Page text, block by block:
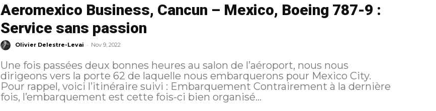
Aeromexico Business, Cancun – Mexico, Boeing 787-9 :
Service sans passion
Olivier Delestre-Levai - Nov 9, 2022
Une fois passées deux bonnes heures au salon de l’aéroport, nous nous
dirigeons vers la porte 62 de laquelle nous embarquerons pour Mexico City.
Pour rappel, voici l’itinéraire suivi : Embarquement Contrairement à la dernière
fois, l’embarquement est cette fois-ci bien organisé...